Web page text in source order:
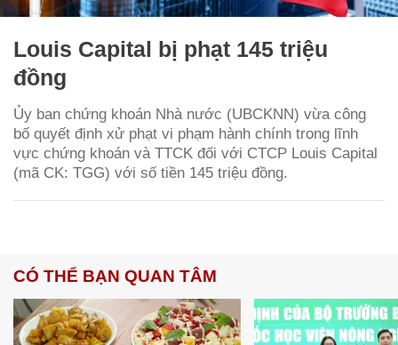
Louis Capital bị phạt 145 triệu
đồng
Ủy ban chứng khoán Nhà nước (UBCKNN) vừa công
bố quyết định xử phạt vi phạm hành chính trong lĩnh
vực chứng khoán và TTCK đối với CTCP Louis Capital
(mã CK: TGG) với số tiền 145 triệu đồng.
CÓ THỂ BẠN QUAN TÂM